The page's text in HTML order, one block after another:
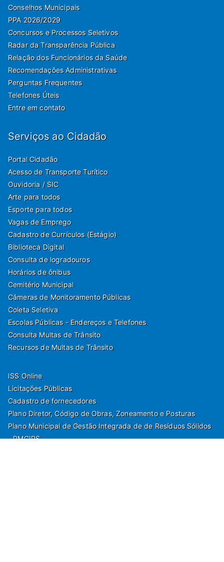
Conselhos Municipais
PPA 2026/2029
Concursos e Processos Seletivos
Radar da Transparência Pública
Relação dos Funcionários da Saúde
Recomendações Administrativas
Perguntas Frequentes
Telefones Úteis
Entre em contato
Serviços ao Cidadão
Portal Cidadão
Acesso de Transporte Turítico
Ouvidoria / SIC
Arte para todos
Esporte para todos
Vagas de Emprego
Cadastro de Currículos (Estágio)
Biblioteca Digital
Consulta de logradouros
Horários de ônibus
Cemitério Municipal
Câmeras de Monitoramento Públicas
Coleta Seletiva
Escolas Públicas - Endereços e Telefones
Consulta Multas de Trânsito
Recursos de Multas de Trânsito
ISS Online
Licitações Públicas
Cadastro de fornecedores
Plano Diretor, Código de Obras, Zoneamento e Posturas
Plano Municipal de Gestão Integrada de de Resíduos Sólidos
- PMGIRS